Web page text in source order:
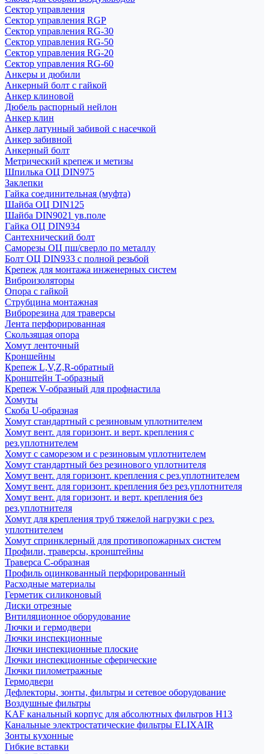
Сектор управления
Сектор управления RGP
Сектор управления RG-30
Сектор управления RG-50
Сектор управления RG-20
Сектор управления RG-60
Анкеры и дюбили
Анкерный болт с гайкой
Анкер клиновой
Дюбель распорный нейлон
Анкер клин
Анкер латунный забивой с насечкой
Анкер забивной
Анкерный болт
Метрический крепеж и метизы
Шпилька ОЦ DIN975
Заклепки
Гайка соединительная (муфта)
Шайба ОЦ DIN125
Шайба DIN9021 ув.поле
Гайка ОЦ DIN934
Сантехнический болт
Саморезы ОЦ пш/сверло по металлу
Болт ОЦ DIN933 с полной резьбой
Крепеж для монтажа инженерных систем
Виброизоляторы
Опора с гайкой
Струбцина монтажная
Виброрезина для траверсы
Лента перфорированная
Скользящая опора
Хомут ленточный
Кроншейны
Крепеж L,V,Z,R-обратный
Кронштейн Т-образный
Крепеж V-образный для профнастила
Хомуты
Скоба U-образная
Хомут стандартный с резиновым уплотнителем
Хомут вент. для горизонт. и верт. крепления с
рез.уплотнителем
Хомут с саморезом и с резиновым уплотнителем
Хомут стандартный без резинового уплотнителя
Хомут вент. для горизонт. крепления с рез.уплотнителем
Хомут вент. для горизонт. крепления без рез.уплотнителя
Хомут вент. для горизонт. и верт. крепления без
рез.уплотнителя
Хомут для крепления труб тяжелой нагрузки с рез.
уплотнителем
Хомут спринклерный для противопожарных систем
Профили, траверсы, кронштейны
Траверса С-образная
Профиль оцинкованный перфорированный
Расходные материалы
Герметик силиконовый
Диски отрезные
Внтиляционное оборудование
Лючки и гермодвери
Лючки инспекционные
Лючки инспекционные плоские
Лючки инспекционные сферические
Лючки пилометражные
Гермодвери
Дефлекторы, зонты, фильтры и сетевое оборудование
Воздушные фильтры
KAF канальный корпус для абсолютных фильтров H13
Канальные электростатические фильтры ELIXAIR
Зонты кухонные
Гибкие вставки